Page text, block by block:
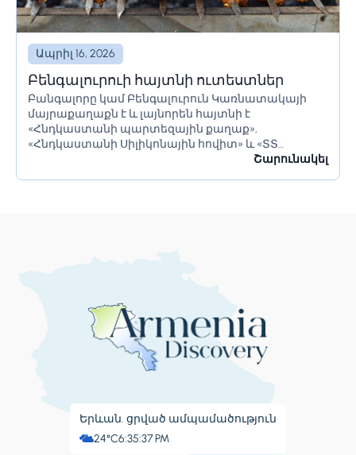
Ապրիլ 16, 2026
Բենգալուրուի հայտնի ուտեստներ
Բանգալորը կամ Բենգալուրուն Կառնատակայի
մայրաքաղաքն է և լայնորեն հայտնի է
«Հնդկաստանի պարտեզային քաղաք»,
«Հնդկաստանի Սիլիկոնային հովիտ» և «ՏՏ
կենտրոն» անուններով։ Այն ունի հսկայականՇարունակել
Երևան. ցրված ամպամածություն
24°C6:35:38 PM